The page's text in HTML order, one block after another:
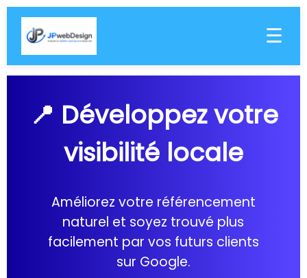
☰
📍 Développez votre
visibilité locale
Améliorez votre référencement
naturel et soyez trouvé plus
facilement par vos futurs clients
sur Google.